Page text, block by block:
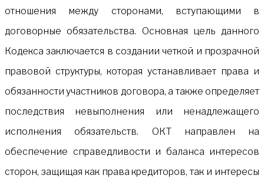
отношения между сторонами, вступающими в
договорные обязательства. Основная цель данного
Кодекса заключается в создании четкой и прозрачной
правовой структуры, которая устанавливает права и
обязанности участников договора, а также определяет
последствия невыполнения или ненадлежащего
исполнения обязательств. ОКТ направлен на
обеспечение справедливости и баланса интересов
сторон, защищая как права кредиторов, так и интересы